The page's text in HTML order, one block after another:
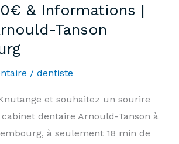
& Informations |
Tanson
/ dentiste
et souhaitez un sourire
dentaire Arnould-Tanson à
à seulement 18 min de